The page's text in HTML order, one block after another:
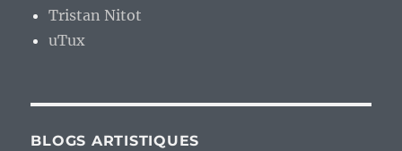
Tristan Nitot
uTux
BLOGS ARTISTIQUES